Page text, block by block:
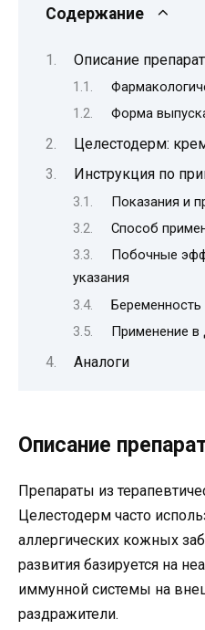
Содержание
Описание
Форма
Целестодерм:
Инструкция по
Показания и
Способ
Побочные
указания
Беременность
Применение в
Аналоги
Описание
Препараты из
Целестодерм часто
аллергических кожных
развития базируется на
иммунной системы на
раздражители.